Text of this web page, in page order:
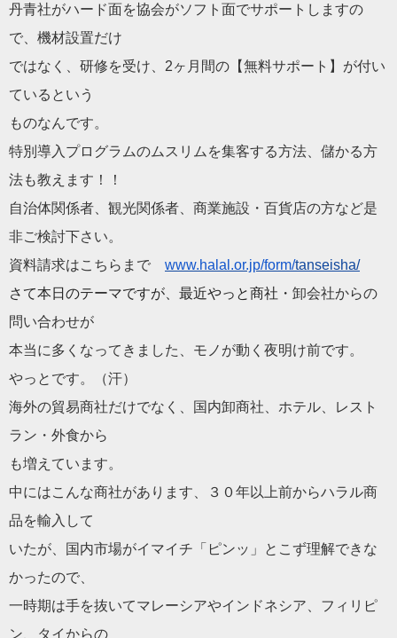
丹青社がハード面を協会がソフト面でサポートしますの
で、 機材設置だけ
ではなく、研修を受け、2ヶ月間の【無料サポート】 が付い
ているという
ものなんです。
特別導入プログラムのムスリムを集客する方法、 儲かる方
法も教えます！！
自治体関係者、観光関係者、商業施設・ 百貨店の方など是
非ご検討下さい。
資料請求はこちらまで www.halal.or.jp/form/tanseisha/
さて本日のテーマですが、最近やっと商社・ 卸会社からの
問い合わせが
本当に多くなってきました、モノが動く夜明け前です。
やっとです。（汗）
海外の貿易商社だけでなく、国内卸商社、ホテル、レスト
ラン・ 外食から
も増えています。
中にはこんな商社があります、
３０年以上前からハラル商
品を輸入して
いたが、国内市場がイマイチ「ピンッ」
とこず理解できな
かったので、
一時期は手を抜いてマレーシアやインドネシア、フィリピ
ン、
タイからの